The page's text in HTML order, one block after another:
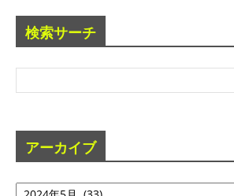
検索サーチ
アーカイブ
ア